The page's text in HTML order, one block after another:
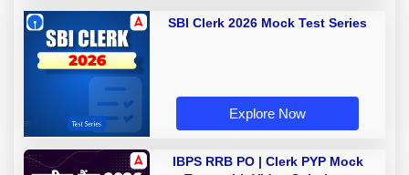
SBI Clerk 2026 Mock Test Series
Explore Now
IBPS RRB PO | Clerk PYP Mock